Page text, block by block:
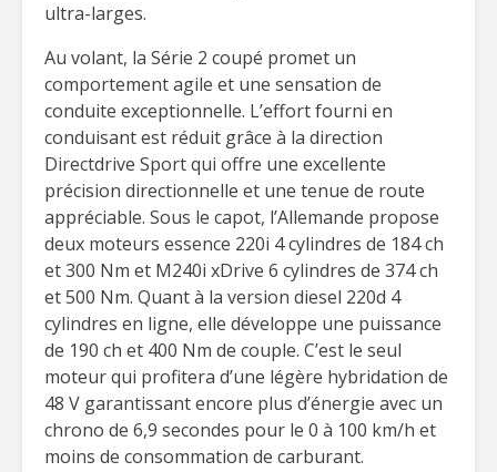
ultra-larges.
Au volant, la Série 2 coupé promet un
comportement agile et une sensation de
conduite exceptionnelle. L’effort fourni en
conduisant est réduit grâce à la direction
Directdrive Sport qui offre une excellente
précision directionnelle et une tenue de route
appréciable. Sous le capot, l’Allemande propose
deux moteurs essence 220i 4 cylindres de 184 ch
et 300 Nm et M240i xDrive 6 cylindres de 374 ch
et 500 Nm. Quant à la version diesel 220d 4
cylindres en ligne, elle développe une puissance
de 190 ch et 400 Nm de couple. C’est le seul
moteur qui profitera d’une légère hybridation de
48 V garantissant encore plus d’énergie avec un
chrono de 6,9 secondes pour le 0 à 100 km/h et
moins de consommation de carburant.